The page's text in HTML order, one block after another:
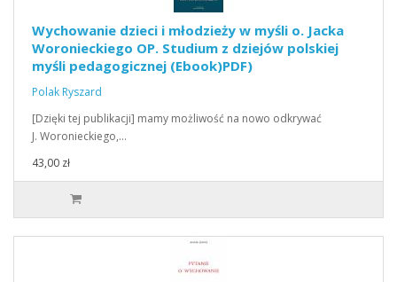
Wychowanie dzieci i młodzieży w myśli o. Jacka
Woronieckiego OP. Studium z dziejów polskiej
myśli pedagogicznej (Ebook)PDF)
Polak Ryszard
[Dzięki tej publikacji] mamy możliwość na nowo odkrywać
J. Woronieckiego,…
43,00 zł